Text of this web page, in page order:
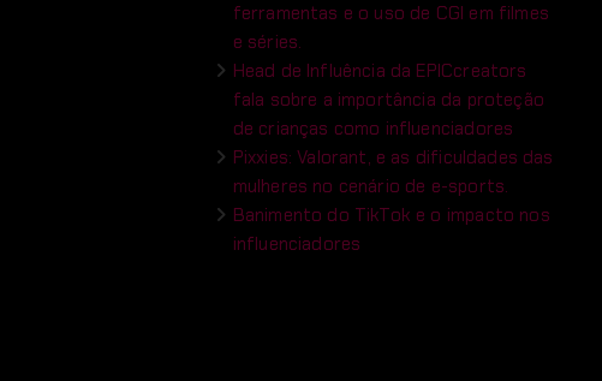
ferramentas e o uso de CGI em filmes
e séries.
Head de Influência da EPICcreators
fala sobre a importância da proteção
de crianças como influenciadores
Pixxies: Valorant, e as dificuldades das
mulheres no cenário de e-sports.
Banimento do TikTok e o impacto nos
influenciadores